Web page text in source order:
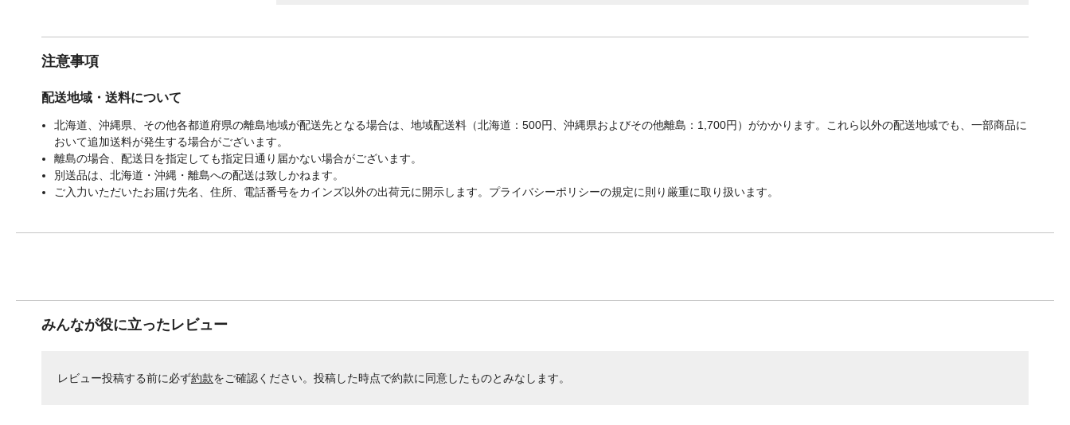
注意事項
配送地域・送料について
北海道、沖縄県、その他各都道府県の離島地域が配送先となる場合は、地域配送料（北海道：500円、沖縄県およびその他離島：1,700円）がかかります。これら以外の配送地域でも、一部商品に
おいて追加送料が発生する場合がございます。
離島の場合、配送日を指定しても指定日通り届かない場合がございます。
別送品は、北海道・沖縄・離島への配送は致しかねます。
ご入力いただいたお届け先名、住所、電話番号をカインズ以外の出荷元に開示します。プライバシーポリシーの規定に則り厳重に取り扱います。
みんなが役に立ったレビュー
レビュー投稿する前に必ず約款をご確認ください。投稿した時点で約款に同意したものとみなします。